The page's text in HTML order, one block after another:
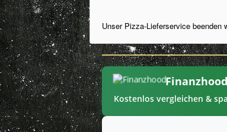
Unser Pizza-Lieferservice beenden
Finanzhood
Kostenlos vergleichen &